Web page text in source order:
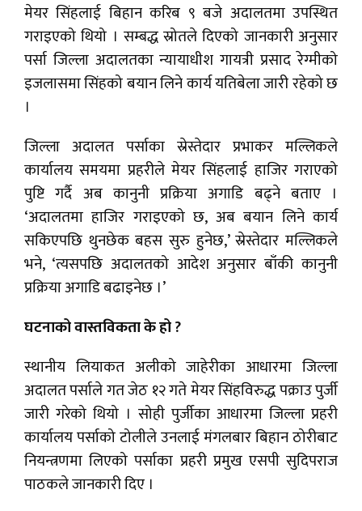
मेयर सिंहलाई बिहान करिब ९ बजे अदालतमा उपस्थित
गराइएको थियो । सम्बद्ध स्रोतले दिएको जानकारी अनुसार
पर्सा जिल्ला अदालतका न्यायाधीश गायत्री प्रसाद रेग्मीको
इजलासमा सिंहको बयान लिने कार्य यतिबेला जारी रहेको छ
।
जिल्ला अदालत पर्साका स्रेस्तेदार प्रभाकर मल्लिकले
कार्यालय समयमा प्रहरीले मेयर सिंहलाई हाजिर गराएको
पुष्टि गर्दै अब कानुनी प्रक्रिया अगाडि बढ्ने बताए ।
‘अदालतमा हाजिर गराइएको छ, अब बयान लिने कार्य
सकिएपछि थुनछेक बहस सुरु हुनेछ,’ स्रेस्तेदार मल्लिकले
भने, ‘त्यसपछि अदालतको आदेश अनुसार बाँकी कानुनी
प्रक्रिया अगाडि बढाइनेछ ।’
घटनाको वास्तविकता के हो ?
स्थानीय लियाकत अलीको जाहेरीका आधारमा जिल्ला
अदालत पर्साले गत जेठ १२ गते मेयर सिंहविरुद्ध पक्राउ पुर्जी
जारी गरेको थियो । सोही पुर्जीका आधारमा जिल्ला प्रहरी
कार्यालय पर्साको टोलीले उनलाई मंगलबार बिहान ठोरीबाट
नियन्त्रणमा लिएको पर्साका प्रहरी प्रमुख एसपी सुदिपराज
पाठकले जानकारी दिए ।